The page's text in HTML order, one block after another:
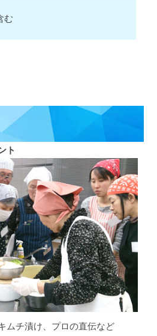
む
ト
ムチ漬け、プロの直伝など